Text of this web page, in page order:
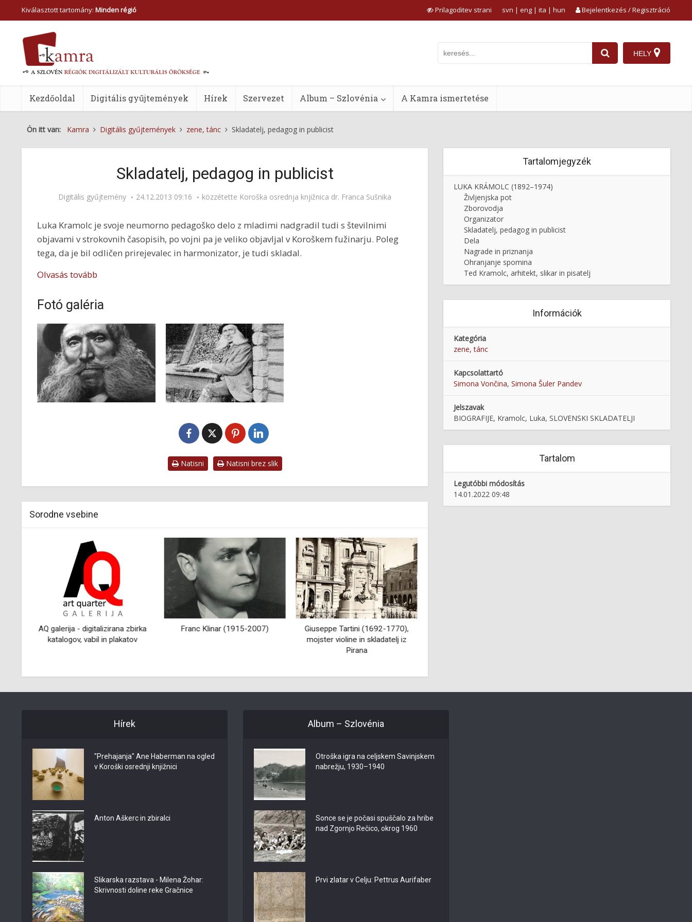
Kiválasztott tartomány: Minden régió Prilagoditev strani Bejelentkezés / Regisztráció
svn | eng | ita | hun
HELY
Kezdőoldal Digitális gyűjtemények Hírek Szervezet Album – Szlovénia A Kamra ismertetése
Ön itt van: Kamra Digitális gyűjtemények zene, tánc Skladatelj, pedagog in publicist
Skladatelj, pedagog in publicist
Digitális gyűjtemény 24.12.2013 09:16 közzétette Koroška osrednja knjižnica dr. Franca Sušnika
Luka Kramolc je svoje neumorno pedagoško delo z mladimi nadgradil tudi s številnimi
objavami v strokovnih časopisih, po vojni pa je veliko objavljal v Koroškem fužinarju. Poleg
tega, da je bil odličen prirejevalec in harmonizator, je tudi skladal.
Olvasás tovább
Fotó galéria
Natisni Natisni brez slik
Sorodne vsebine
AQ galerija - digitalizirana zbirka
katalogov, vabil in plakatov
Franc Klinar (1915-2007)
Giuseppe Tartini (1692-1770),
mojster violine in skladatelj iz
Pirana
Tartalomjegyzék
LUKA KRÁMOLC (1892–1974)
Življenjska pot
Zborovodja
Organizator
Skladatelj, pedagog in publicist
Dela
Nagrade in priznanja
Ohranjanje spomina
Ted Kramolc, arhitekt, slikar in pisatelj
Információk
Kategória
zene, tánc
Kapcsolattartó
Simona Vončina, Simona Šuler Pandev
Jelszavak
BIOGRAFIJE, Kramolc, Luka, SLOVENSKI SKLADATELJI
Tartalom
Legutóbbi módosítás
14.01.2022 09:48
Hírek
"Prehajanja" Ane Haberman na ogled
v Koroški osrednji knjižnici
Anton Aškerc in zbiralci
Slikarska razstava - Milena Žohar:
Skrivnosti doline reke Gračnice
Album – Szlovénia
Otroška igra na celjskem Savinjskem
nabrežju, 1930–1940
Sonce se je počasi spuščalo za hribe
nad Zgornjo Rečico, okrog 1960
Prvi zlatar v Celju: Pettrus Aurifaber